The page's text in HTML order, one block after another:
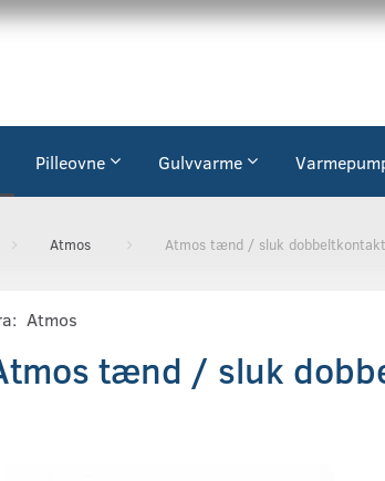
Pilleovne Gulvvarme
Atmos Atmos tænd / sluk dobbeltkontakt
Atmos
tænd / sluk